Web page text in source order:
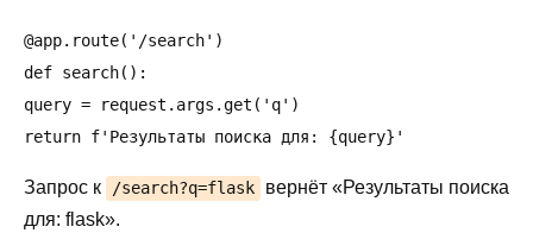
@app.route('/search')
def search():
query = request.args.get('q')
Запрос к /search?q=flask
вернёт «Результаты поиска
для: flask».